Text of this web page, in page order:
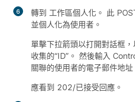
6 轉到 工作區個人化 。 此
並個人化為使用者。
單擊下拉箭頭以打開對話框
收集的“ID”。 然後輸入
關聯的使用者的電子郵件地
應看到 202/已接受回應。